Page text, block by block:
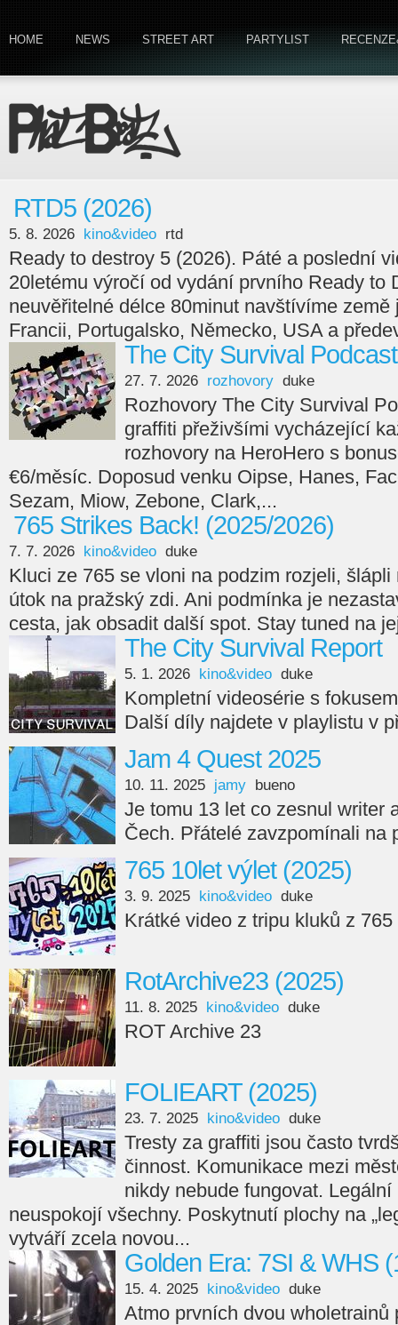
HOME NEWS STREET ART PARTYLIST
RTD5 (2026)
5. 8. 2026 kino&video rtd
Ready to destroy 5 (2026). Páté a poslední
20letému výročí od vydání prvního Ready to
neuvěřitelné délce 80minut navštívíme
Francii, Portugalsko, Německo, USA a
The City Survival Podcast
27. 7. 2026 rozhovory duke
Rozhovory The City Survival
graffiti přeživšími vycházející
rozhovory na HeroHero s
€6/měsíc. Doposud venku Oipse, Hanes,
Sezam, Miow, Zebone, Clark,...
765 Strikes Back! (2025/2026)
7. 7. 2026 kino&video duke
Kluci ze 765 se vloni na podzim rozjeli,
útok na pražský zdi. Ani podmínka je
cesta, jak obsadit další spot. Stay tuned na
The City Survival Report
5. 1. 2026 kino&video duke
Kompletní videosérie s
Další díly najdete v playlistu v
Jam 4 Quest 2025
10. 11. 2025 jamy bueno
Je tomu 13 let co zesnul writer
Čech. Přátelé zavzpomínali na
765 10let výlet (2025)
3. 9. 2025 kino&video duke
Krátké video z tripu kluků z
RotArchive23 (2025)
11. 8. 2025 kino&video duke
ROT Archive 23
FOLIEART (2025)
23. 7. 2025 kino&video duke
Tresty za graffiti jsou často
činnost. Komunikace mezi
nikdy nebude fungovat.
neuspokojí všechny. Poskytnutí plochy na
vytváří zcela novou...
Golden Era: 7SI & WHS
15. 4. 2025 kino&video duke
Atmo prvních dvou wholetrainů